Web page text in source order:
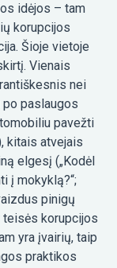
idėjos – tam
korupcijos
Šioje vietoje
Vienais
nei
po paslaugos
pavežti
kitais atvejais
elgesį („Kodėl
į mokyklą?“;
pinigų
teisės korupcijos
yra įvairių, taip
praktikos